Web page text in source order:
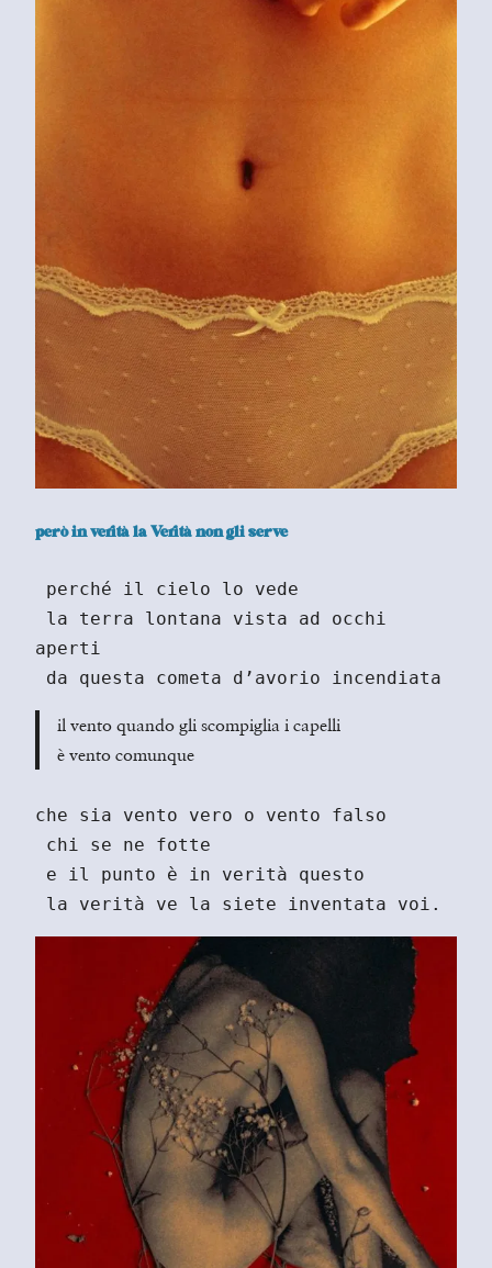
però in verità la Verità non gli serve
perché il cielo lo vede
aperti
da questa cometa d’avorio incendiata
il vento quando gli scompiglia i capelli
è vento comunque
che sia vento vero o vento falso
chi se ne fotte
e il punto è in verità questo
la verità ve la siete inventata voi.